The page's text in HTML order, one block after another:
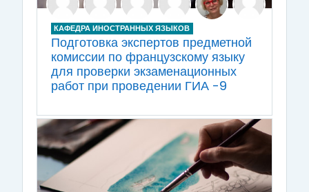
КАФЕДРА ИНОСТРАННЫХ ЯЗЫКОВ
Подготовка экспертов предметной
комиссии по французскому языку
для проверки экзаменационных
работ при проведении ГИА -9